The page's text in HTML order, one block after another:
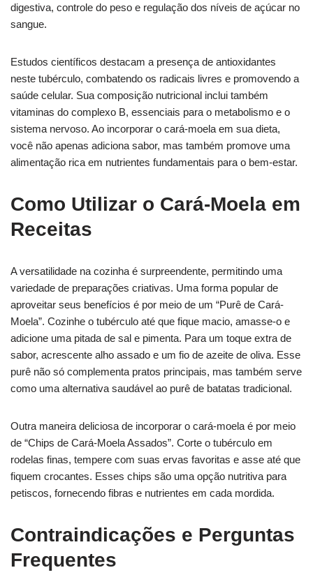
digestiva, controle do peso e regulação dos níveis de açúcar no
sangue.
Estudos científicos destacam a presença de antioxidantes
neste tubérculo, combatendo os radicais livres e promovendo a
saúde celular. Sua composição nutricional inclui também
vitaminas do complexo B, essenciais para o metabolismo e o
sistema nervoso. Ao incorporar o cará-moela em sua dieta,
você não apenas adiciona sabor, mas também promove uma
alimentação rica em nutrientes fundamentais para o bem-estar.
Como Utilizar o Cará-Moela em
Receitas
A versatilidade na cozinha é surpreendente, permitindo uma
variedade de preparações criativas. Uma forma popular de
aproveitar seus benefícios é por meio de um “Purê de Cará-
Moela”. Cozinhe o tubérculo até que fique macio, amasse-o e
adicione uma pitada de sal e pimenta. Para um toque extra de
sabor, acrescente alho assado e um fio de azeite de oliva. Esse
purê não só complementa pratos principais, mas também serve
como uma alternativa saudável ao purê de batatas tradicional.
Outra maneira deliciosa de incorporar o cará-moela é por meio
de “Chips de Cará-Moela Assados”. Corte o tubérculo em
rodelas finas, tempere com suas ervas favoritas e asse até que
fiquem crocantes. Esses chips são uma opção nutritiva para
petiscos, fornecendo fibras e nutrientes em cada mordida.
Contraindicações e Perguntas
Frequentes